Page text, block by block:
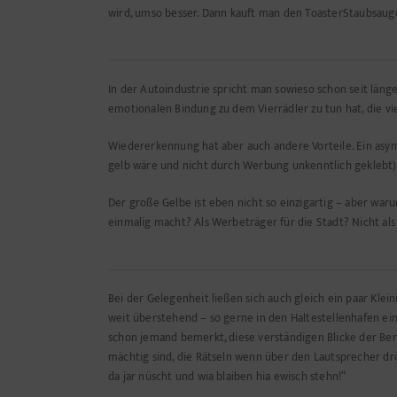
wird, umso besser. Dann kauft man den
In der Autoindustrie spricht man sowieso schon seit
emotionalen Bindung zu dem Vierrädler zu tun hat, die
Wiedererkennung hat aber auch andere Vorteile. Ein
gelb wäre und nicht durch Werbung unkenntlich
Der große Gelbe ist eben nicht so einzigartig – aber
einmalig macht? Als Werbeträger für die Stadt? Nicht
Bei der Gelegenheit ließen sich auch gleich ein paar
weit überstehend – so gerne in den Haltestellenhafen
schon jemand bemerkt, diese verständigen Blicke der
mächtig sind, die Rätseln wenn über den Lautsprecher
da jar nüscht und wia blaiben hia ewisch stehn!“